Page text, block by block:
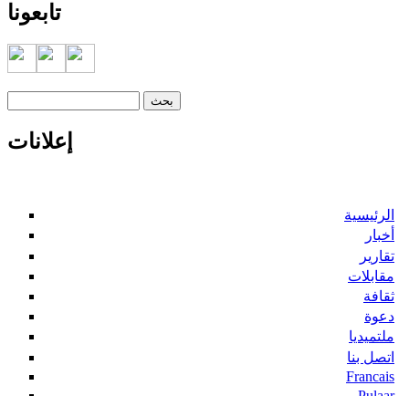
تابعونا
إعلانات
الرئيسية
أخبار
تقارير
مقابلات
ثقافة
دعوة
ملتميديا
اتصل بنا
Francais